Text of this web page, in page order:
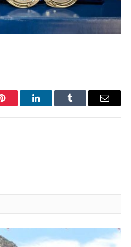
Pinterest LinkedInTumblr Имэйл